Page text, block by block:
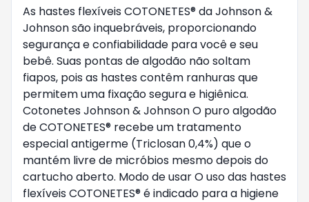
As hastes flexíveis COTONETES® da Johnson &
Johnson são inquebráveis, proporcionando
segurança e confiabilidade para você e seu
bebê. Suas pontas de algodão não soltam
fiapos, pois as hastes contêm ranhuras que
permitem uma fixação segura e higiênica.
Cotonetes Johnson & Johnson O puro algodão
de COTONETES® recebe um tratamento
especial antigerme (Triclosan 0,4%) que o
mantém livre de micróbios mesmo depois do
cartucho aberto. Modo de usar O uso das hastes
flexíveis COTONETES® é indicado para a higiene